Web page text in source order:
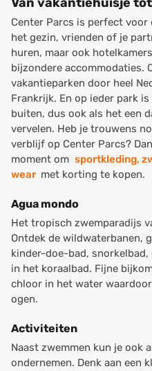
Center Parcs is perfect voor
het gezin, vrienden of je
huren, maar ook
bijzondere accommodaties.
vakantieparken door heel
Frankrijk. En op ieder park
buiten, dus ook als het een
vervelen. Heb je trouwens
verblijf op Center Parcs?
moment om sportkleding,
wear met korting te kopen.
Agua mondo
Het tropisch zwemparadijs
Ontdek de wildwaterbanen,
kinder-doe-bad, snorkelbad,
in het koraalbad. Fijne
chloor in het water
ogen.
Activiteiten
Naast zwemmen kun je ook
ondernemen. Denk aan een